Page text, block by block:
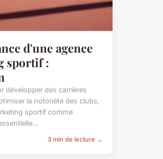
d'une agence
sportif :
développer des carrières
la notoriété des clubs,
sportif comme
3 min de lecture →